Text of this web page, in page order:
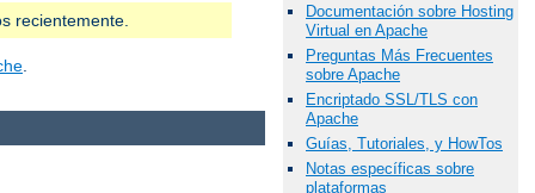
recientemente.
.
Documentación sobre Hosting
Virtual en Apache
Preguntas Más Frecuentes
sobre Apache
Encriptado SSL/TLS con
Apache
Guías, Tutoriales, y HowTos
Notas específicas sobre
plataformas